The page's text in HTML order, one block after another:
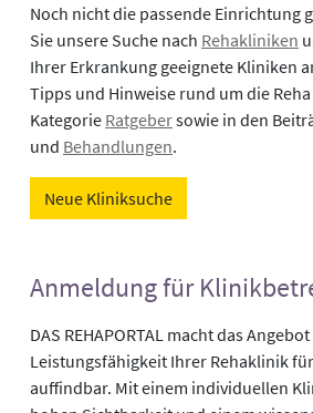
Noch nicht die passende Einrichtung
Sie unsere Suche nach Rehakliniken
Ihrer Erkrankung geeignete Kliniken
Tipps und Hinweise rund um die
Kategorie Ratgebersowie in den
und Behandlungen.
Neue Kliniksuche
Anmeldung für
DAS REHAPORTAL macht das
Leistungsfähigkeit Ihrer Rehaklinik
auffindbar. Mit einem individuellen